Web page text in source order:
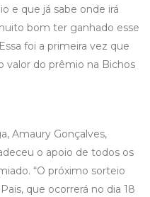
e que já sabe onde irá
bom ter ganhado esse
foi a primeira vez que
valor do prêmio na Bichos
Amaury Gonçalves,
o apoio de todos os
“O próximo sorteio
que ocorrerá no dia 18